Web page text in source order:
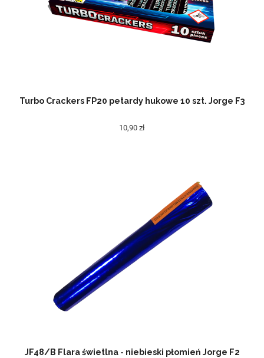
Turbo Crackers FP20 petardy hukowe 10 szt. Jorge F3
10,90 zł
JF48/B Flara świetlna - niebieski płomień Jorge F2